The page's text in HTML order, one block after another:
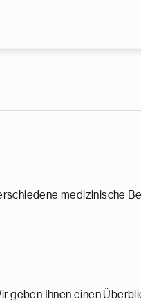
medizinische
geben Ihnen einen